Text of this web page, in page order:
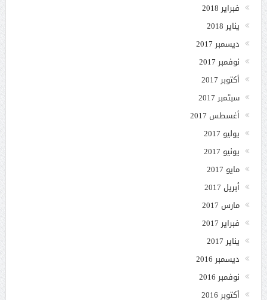
فبراير 2018
يناير 2018
ديسمبر 2017
نوفمبر 2017
أكتوبر 2017
سبتمبر 2017
أغسطس 2017
يوليو 2017
يونيو 2017
مايو 2017
أبريل 2017
مارس 2017
فبراير 2017
يناير 2017
ديسمبر 2016
نوفمبر 2016
أكتوبر 2016